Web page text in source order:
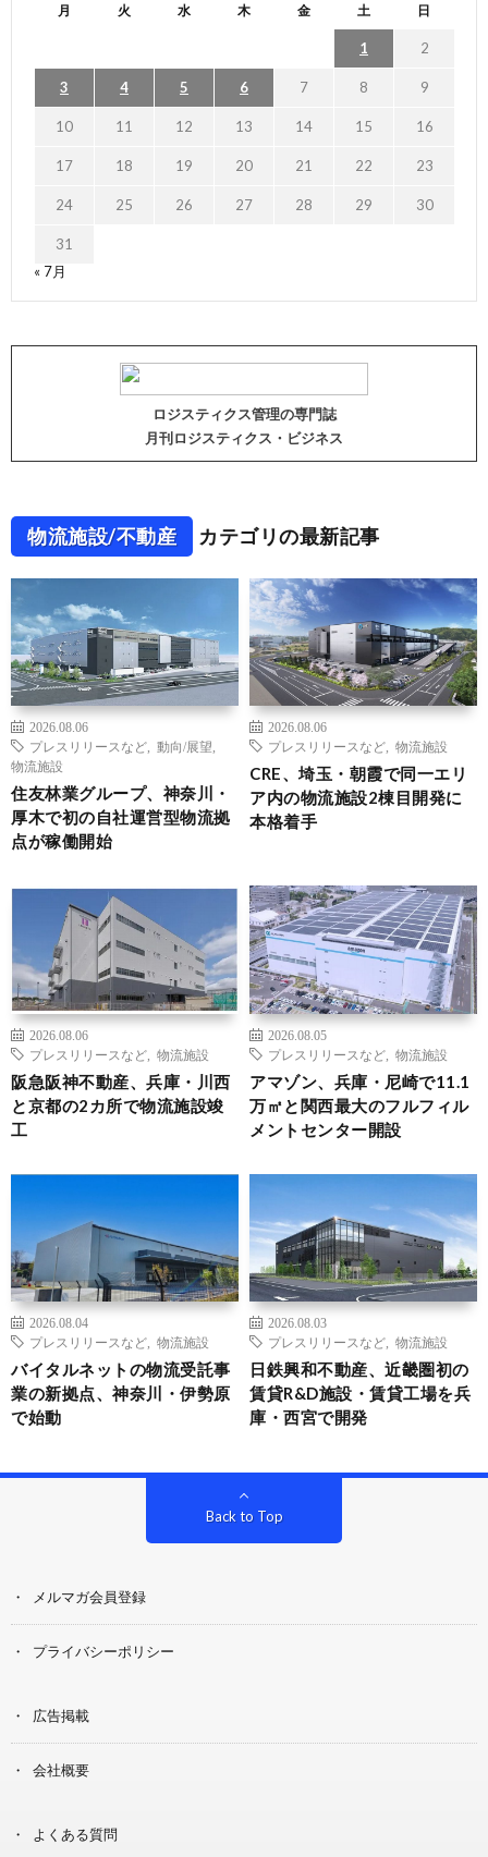
月 火 水 木 金 土 日
1 2
3 4 5 6 7 8 9
10 11 12 13 14 15 16
17 18 19 20 21 22 23
24 25 26 27 28 29 30
31
« 7月
ロジスティクス管理の専門誌
月刊ロジスティクス・ビジネス
物流施設/不動産 カテゴリの最新記事
2026.08.06
プレスリリースなど
動向/展望
物流施設
住友林業グループ、神奈川・
厚木で初の自社運営型物流拠
点が稼働開始
2026.08.06
プレスリリースなど
物流施設
CRE、埼玉・朝霞で同一エリ
ア内の物流施設2棟目開発に
本格着手
2026.08.06
プレスリリースなど
物流施設
阪急阪神不動産、兵庫・川西
と京都の2カ所で物流施設竣
工
2026.08.05
プレスリリースなど
物流施設
アマゾン、兵庫・尼崎で11.1
万㎡と関西最大のフルフィル
メントセンター開設
2026.08.04
プレスリリースなど
物流施設
バイタルネットの物流受託事
業の新拠点、神奈川・伊勢原
で始動
2026.08.03
プレスリリースなど
物流施設
日鉄興和不動産、近畿圏初の
賃貸R&D施設・賃貸工場を兵
庫・西宮で開発
Back to Top
メルマガ会員登録
プライバシーポリシー
広告掲載
会社概要
よくある質問